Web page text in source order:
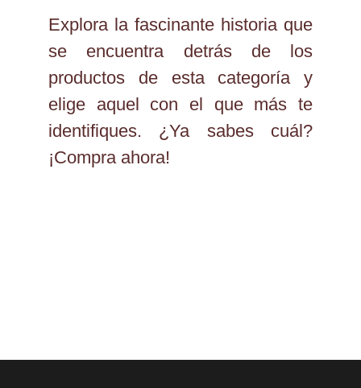
Explora la fascinante historia que
se encuentra detrás de los
productos de esta categoría y
elige aquel con el que más te
identifiques. ¿Ya sabes cuál?
¡Compra ahora!